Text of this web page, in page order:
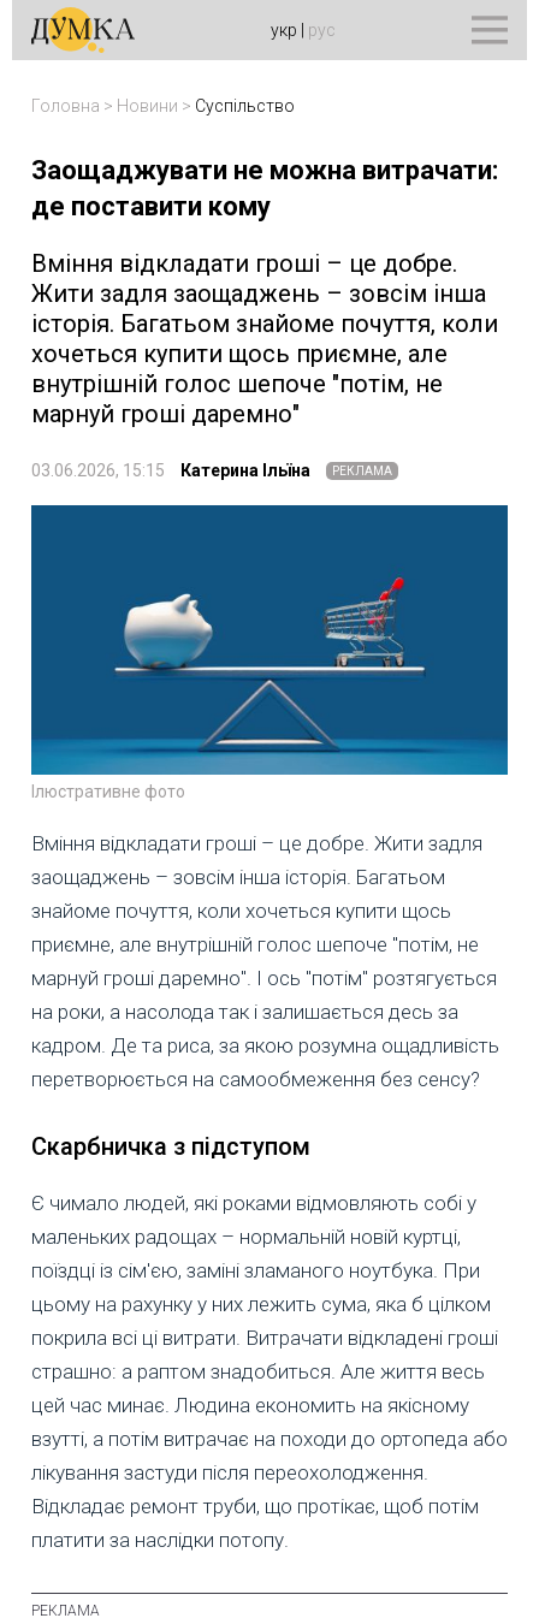
укр рус
Головна > Новини > Суспільство
Заощаджувати не можна витрачати:
де поставити кому
Вміння відкладати гроші – це добре.
Жити задля заощаджень – зовсім інша
історія. Багатьом знайоме почуття, коли
хочеться купити щось приємне, але
внутрішній голос шепоче "потім, не
марнуй гроші даремно"
03.06.2026, 15:15 Катерина Ільїна РЕКЛАМА
Ілюстративне фото
Вміння відкладати гроші – це добре. Жити задля
заощаджень – зовсім інша історія. Багатьом
знайоме почуття, коли хочеться купити щось
приємне, але внутрішній голос шепоче "потім, не
марнуй гроші даремно". І ось "потім" розтягується
на роки, а насолода так і залишається десь за
кадром. Де та риса, за якою розумна ощадливість
перетворюється на самообмеження без сенсу?
Скарбничка з підступом
Є чимало людей, які роками відмовляють собі у
маленьких радощах – нормальній новій куртці,
поїздці із сім'єю, заміні зламаного ноутбука. При
цьому на рахунку у них лежить сума, яка б цілком
покрила всі ці витрати. Витрачати відкладені гроші
страшно: а раптом знадобиться. Але життя весь
цей час минає. Людина економить на якісному
взутті, а потім витрачає на походи до ортопеда або
лікування застуди після переохолодження.
Відкладає ремонт труби, що протікає, щоб потім
платити за наслідки потопу.